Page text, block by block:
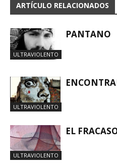
ARTÍCULO RELACIONADOS
ULTRAVIOLENTO
PANTANO
ULTRAVIOLENTO
ULTRAVIOLENTO
EL